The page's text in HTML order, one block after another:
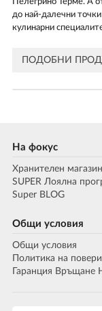
до най-далечни
кулинарни
ПОДОБНИ
На фокус
Хранителен магазин
SUPER Лоялна
Super BLOG
Общи условия
Общи условия
Политика на
Гаранция Връщане